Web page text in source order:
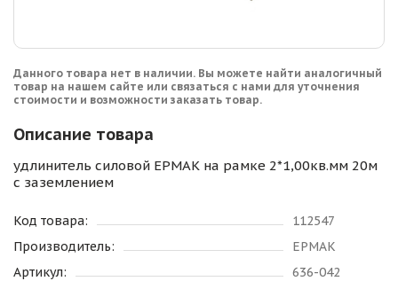
Данного товара нет в наличии. Вы можете найти аналогичный
товар на нашем сайте или связаться с нами для уточнения
стоимости и возможности заказать товар.
Описание товара
удлинитель силовой ЕРМАК на рамке 2*1,00кв.мм 20м
с заземлением
Код товара:
112547
Производитель:
ЕРМАК
Артикул:
636-042